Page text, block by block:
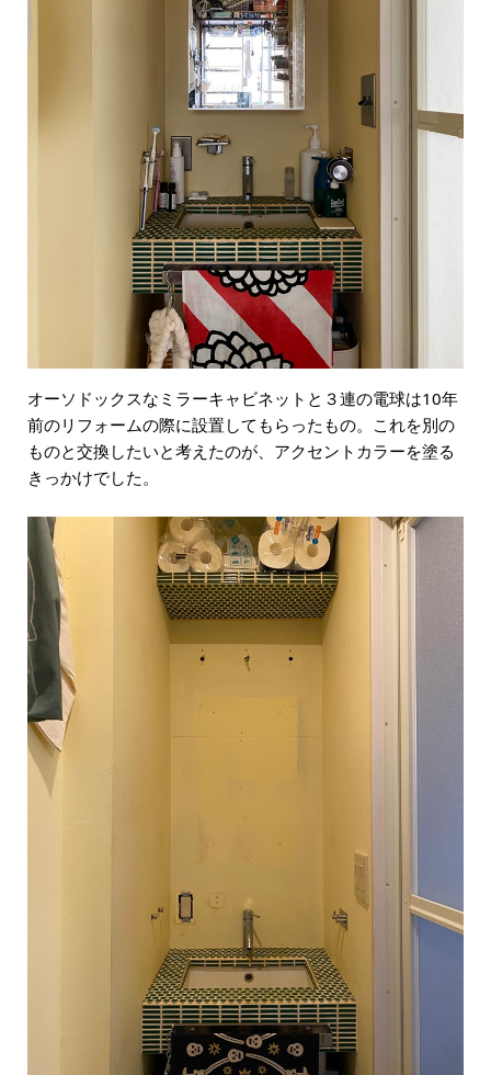
オーソドックスなミラーキャビネットと３連の電球は10年
前のリフォームの際に設置してもらったもの。これを別の
ものと交換したいと考えたのが、アクセントカラーを塗る
きっかけでした。